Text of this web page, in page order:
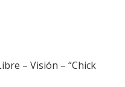
– Visión – “Chick